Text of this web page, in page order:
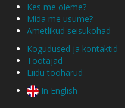
Kes me oleme?
Mida me usume?
Ametlikud seisukohad
Kogudused ja kontaktid
Töötajad
Liidu tööharud
In English